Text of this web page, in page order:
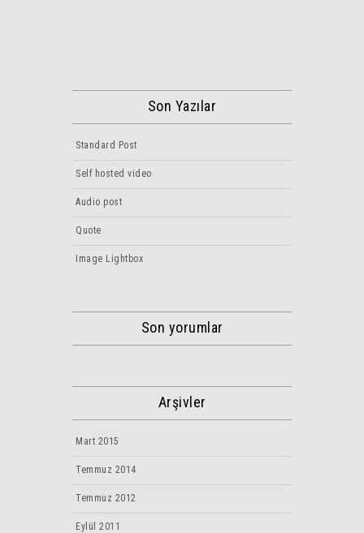
Son Yazılar
Standard Post
Self hosted video
Audio post
Quote
Image Lightbox
Son yorumlar
Arşivler
Mart 2015
Temmuz 2014
Temmuz 2012
Eylül 2011